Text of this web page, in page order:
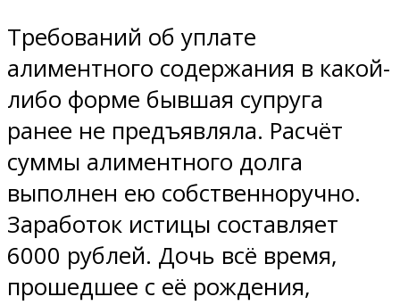
Требований об уплате
алиментного содержания в какой-
либо форме бывшая супруга
ранее не предъявляла. Расчёт
суммы алиментного долга
выполнен ею собственноручно.
Заработок истицы составляет
6000 рублей. Дочь всё время,
прошедшее с её рождения,